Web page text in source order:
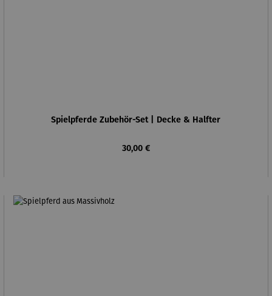
Spielpferde Zubehör-Set | Decke & Halfter
Regulärer Preis:
30,00 €